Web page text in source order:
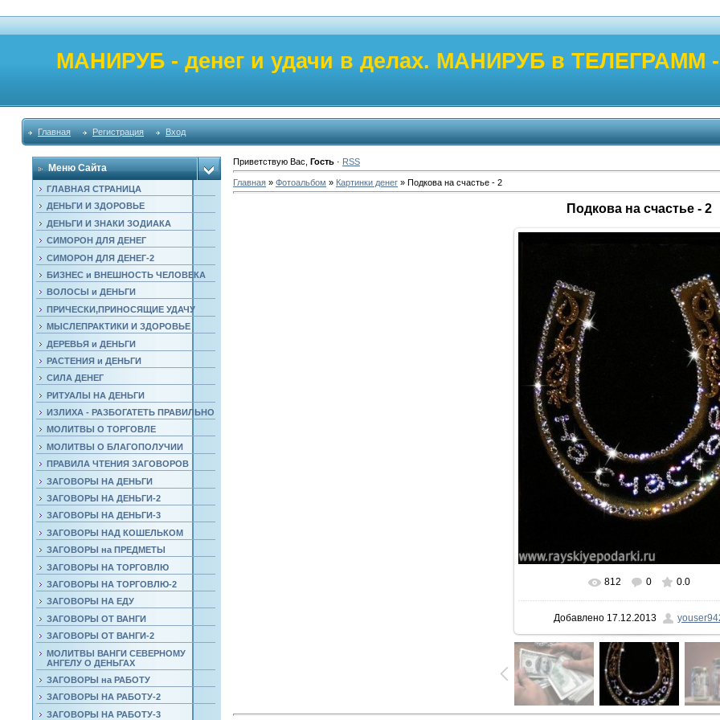
МАНИРУБ - денег и удачи в делах. МАНИРУБ в ТЕЛЕГРАММ
Главная Регистрация Вход
Меню Сайта
ГЛАВНАЯ СТРАНИЦА
ДЕНЬГИ И ЗДОРОВЬЕ
ДЕНЬГИ И ЗНАКИ ЗОДИАКА
СИМОРОН ДЛЯ ДЕНЕГ
СИМОРОН ДЛЯ ДЕНЕГ-2
БИЗНЕС и ВНЕШНОСТЬ ЧЕЛОВЕКА
ВОЛОСЫ и ДЕНЬГИ
ПРИЧЕСКИ,ПРИНОСЯЩИЕ УДАЧУ
МЫСЛЕПРАКТИКИ И ЗДОРОВЬЕ
ДЕРЕВЬЯ и ДЕНЬГИ
РАСТЕНИЯ и ДЕНЬГИ
СИЛА ДЕНЕГ
РИТУАЛЫ НА ДЕНЬГИ
ИЗЛИХА - РАЗБОГАТЕТЬ ПРАВИЛЬНО
МОЛИТВЫ О ТОРГОВЛЕ
МОЛИТВЫ О БЛАГОПОЛУЧИИ
ПРАВИЛА ЧТЕНИЯ ЗАГОВОРОВ
ЗАГОВОРЫ НА ДЕНЬГИ
ЗАГОВОРЫ НА ДЕНЬГИ-2
ЗАГОВОРЫ НА ДЕНЬГИ-3
ЗАГОВОРЫ НАД КОШЕЛЬКОМ
ЗАГОВОРЫ на ПРЕДМЕТЫ
ЗАГОВОРЫ НА ТОРГОВЛЮ
ЗАГОВОРЫ НА ТОРГОВЛЮ-2
ЗАГОВОРЫ НА ЕДУ
ЗАГОВОРЫ ОТ ВАНГИ
ЗАГОВОРЫ ОТ ВАНГИ-2
МОЛИТВЫ ВАНГИ СЕВЕРНОМУ
АНГЕЛУ О ДЕНЬГАХ
ЗАГОВОРЫ на РАБОТУ
ЗАГОВОРЫ НА РАБОТУ-2
ЗАГОВОРЫ НА РАБОТУ-3
Приветствую Вас Гость· RSS
Главная» Фотоальбом » Картинки денег» Подкова на счастье - 2
Подкова на счастье - 2
812 0 0.0
Добавлено 17.12.2013